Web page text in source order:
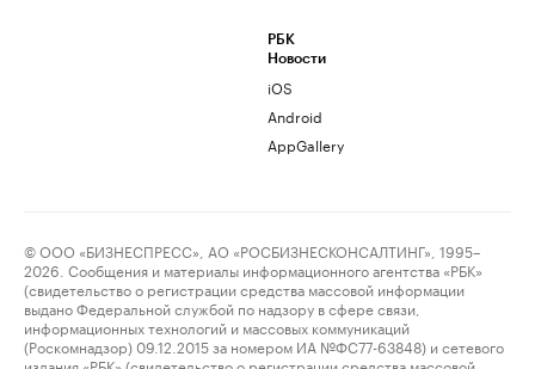
РБК
Новости
iOS
Android
AppGallery
© ООО «БИЗНЕСПРЕСС», АО «РОСБИЗНЕСКОНСАЛТИНГ», 1995–
2026. Сообщения и материалы информационного агентства «РБК»
(свидетельство о регистрации средства массовой информации
выдано Федеральной службой по надзору в сфере связи,
информационных технологий и массовых коммуникаций
(Роскомнадзор) 09.12.2015 за номером ИА №ФС77-63848) и сетевого